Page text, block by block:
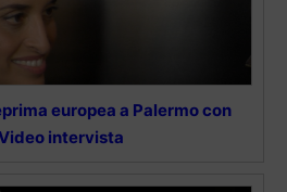
europea a Palermo con
intervista